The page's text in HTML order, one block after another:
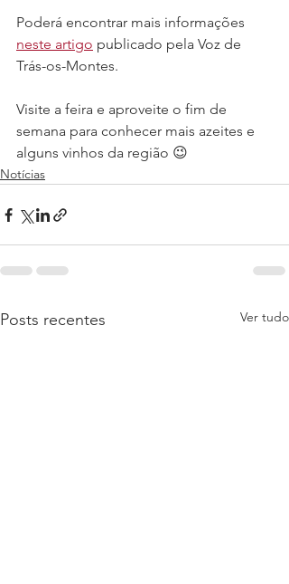
Poderá encontrar mais informações
neste artigo publicado pela Voz de
Trás-os-Montes.
Visite a feira e aproveite o fim de
semana para conhecer mais azeites e
alguns vinhos da região 😉
Notícias
Posts recentes Ver tudo